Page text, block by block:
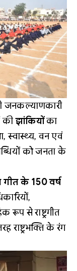
जनकल्याणकारी
कीझांकियोंका
स्वास्थ्य, वन एवं
को जनता के
गीत के 150 वर्ष
रूप से राष्ट्रगीत
राष्ट्रभक्ति के रंग